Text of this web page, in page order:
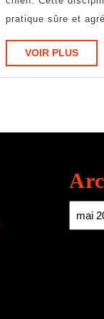
pratique sûre et
VOIR PLUSVOIR
PLUS